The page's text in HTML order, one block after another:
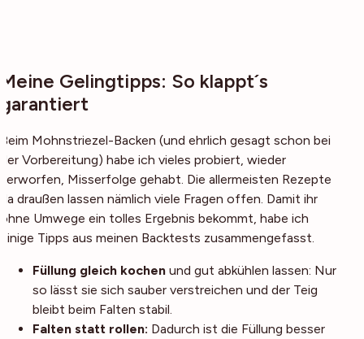
Meine Gelingtipps: So klappt´s
garantiert
Beim Mohnstriezel-Backen (und ehrlich gesagt schon bei
der Vorbereitung) habe ich vieles probiert, wieder
verworfen, Misserfolge gehabt. Die allermeisten Rezepte
da draußen lassen nämlich viele Fragen offen. Damit ihr
ohne Umwege ein tolles Ergebnis bekommt, habe ich
einige Tipps aus meinen Backtests zusammengefasst.
Füllung gleich kochen und gut abkühlen lassen: Nur
so lässt sie sich sauber verstreichen und der Teig
bleibt beim Falten stabil.
Falten statt rollen: Dadurch ist die Füllung besser